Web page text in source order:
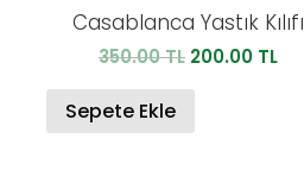
Casablanca Yastık Kılıfı
350.00TL Orijinal
200.00 TLŞu
Sepete Ekle